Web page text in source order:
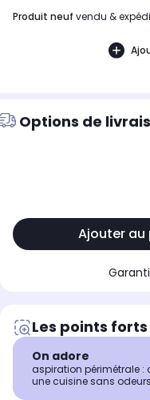
produit neuf vendu &
Options de
Ajouter au
Les points
On adore
aspiration périmétrale :
une cuisine sans odeurs